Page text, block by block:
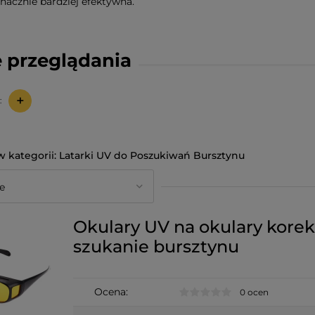
przeglądania
+
Latarki UV do Poszukiwań Bursztynu
Okulary UV na okulary
szukanie bursztynu
Ocena: 0 ocen